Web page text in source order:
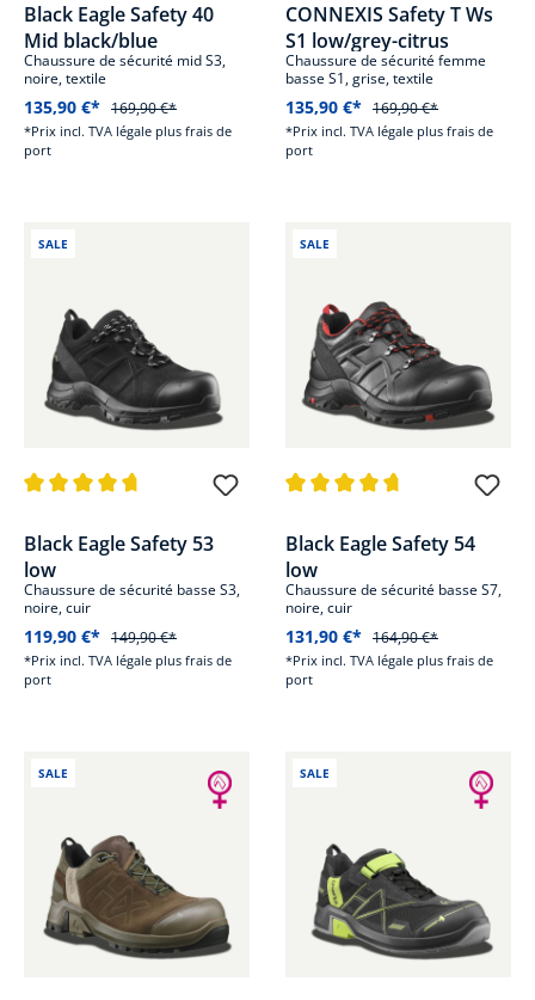
Black Eagle Safety 40
Mid black/blue
Chaussure de sécurité mid S3,
noire, textile
135,90 €* 169,90 €*
*Prix incl. TVA légale plus frais de
port
CONNEXIS Safety T Ws
S1 low/grey-citrus
Chaussure de sécurité femme
basse S1, grise, textile
135,90 €* 169,90 €*
*Prix incl. TVA légale plus frais de
port
SALE
Black Eagle Safety 53
low
Chaussure de sécurité basse S3,
noire, cuir
119,90 €* 149,90 €*
*Prix incl. TVA légale plus frais de
port
SALE
Black Eagle Safety 54
low
Chaussure de sécurité basse S7,
noire, cuir
131,90 €* 164,90 €*
*Prix incl. TVA légale plus frais de
port
SALE SALE